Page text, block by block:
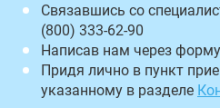
Связавшись со
(800) 333-62-90
Написав нам через
Придя лично в пункт
указанному в разделе